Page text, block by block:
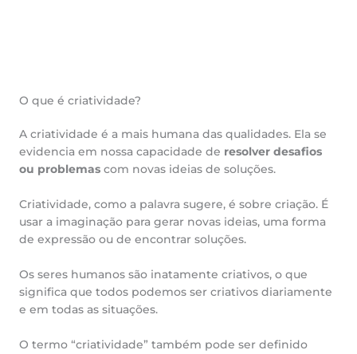
O que é criatividade?
A criatividade é a mais humana das qualidades. Ela se
evidencia em nossa capacidade de resolver desafios
ou problemas com novas ideias de soluções.
Criatividade, como a palavra sugere, é sobre criação. É
usar a imaginação para gerar novas ideias, uma forma
de expressão ou de encontrar soluções.
Os seres humanos são inatamente criativos, o que
significa que todos podemos ser criativos diariamente
e em todas as situações.
O termo “criatividade” também pode ser definido